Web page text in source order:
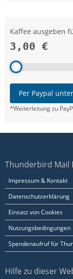
Kaffee ausgeben
3,00 €
Per Paypal
*Weiterleitung zu
Thunderbird Mail
Impressum & Kontakt
Datenschutzerklärung
Einsatz von Cookies
Nutzungsbedingungen
Spendenaufruf für
Hilfe zu dieser